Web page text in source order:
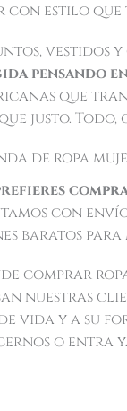
con estilo
vestidos
pensando
que
justo.
de ropa
con
baratos
comprar
nuestras
vida y a su
o entra